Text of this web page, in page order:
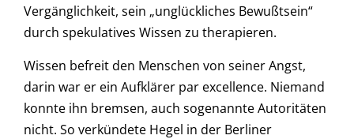
Vergänglichkeit, sein „unglückliches Bewußtsein“
durch spekulatives Wissen zu therapieren.
Wissen befreit den Menschen von seiner Angst,
darin war er ein Aufklärer par excellence. Niemand
konnte ihn bremsen, auch sogenannte Autoritäten
nicht. So verkündete Hegel in der Berliner